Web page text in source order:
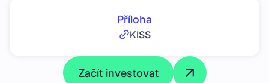
Příloha
KISS
Začít investovat